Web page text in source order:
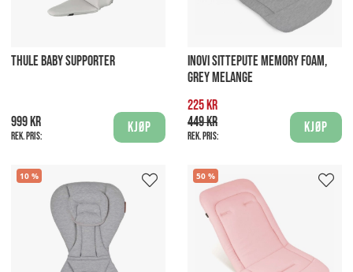
THULE BABY SUPPORTER
999 kr
Rek. pris:
Kjøp
INOVI SITTEPUTE MEMORY FOAM,
GREY MELANGE
225 kr
449 kr
Rek. pris:
Kjøp
10 50